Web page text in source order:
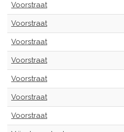
Voorstraat
Voorstraat
Voorstraat
Voorstraat
Voorstraat
Voorstraat
Voorstraat